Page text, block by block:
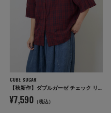
CUBE SUGAR
【秋新作】ダブルガーゼ チェック リバーシブル 5分袖 ドルマンシャツ
¥7,590 （税込）